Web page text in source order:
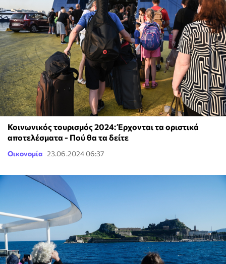
Κοινωνικός τουρισμός 2024: Έρχονται τα οριστικά
αποτελέσματα - Πού θα τα δείτε
Οικονομία 23.06.2024 06:37